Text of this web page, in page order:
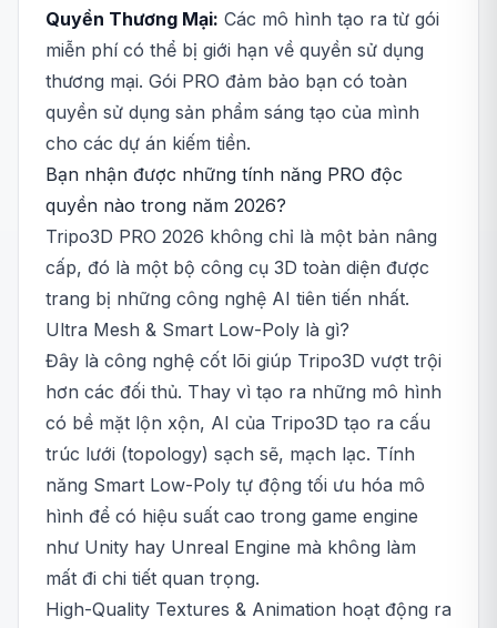
Quyền Thương Mại: Các mô hình tạo ra từ gói
miễn phí có thể bị giới hạn về quyền sử dụng
thương mại. Gói PRO đảm bảo bạn có toàn
quyền sử dụng sản phẩm sáng tạo của mình
cho các dự án kiếm tiền.
Bạn nhận được những tính năng PRO độc
quyền nào trong năm 2026?
Tripo3D PRO 2026 không chỉ là một bản nâng
cấp, đó là một bộ công cụ 3D toàn diện được
trang bị những công nghệ AI tiên tiến nhất.
Ultra Mesh & Smart Low-Poly là gì?
Đây là công nghệ cốt lõi giúp Tripo3D vượt trội
hơn các đối thủ. Thay vì tạo ra những mô hình
có bề mặt lộn xộn, AI của Tripo3D tạo ra cấu
trúc lưới (topology) sạch sẽ, mạch lạc. Tính
năng Smart Low-Poly tự động tối ưu hóa mô
hình để có hiệu suất cao trong game engine
như Unity hay Unreal Engine mà không làm
mất đi chi tiết quan trọng.
High-Quality Textures & Animation hoạt động ra